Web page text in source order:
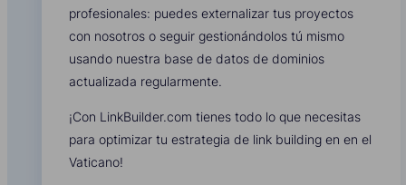
profesionales: puedes externalizar tus proyectos
con nosotros o seguir gestionándolos tú mismo
usando nuestra base de datos de dominios
actualizada regularmente.
¡Con LinkBuilder.com tienes todo lo que necesitas
para optimizar tu estrategia de link building en en el
Vaticano!